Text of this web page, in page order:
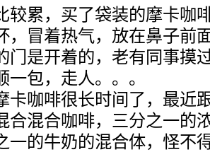
较累，买了袋装的摩卡咖
，冒着热气，放在鼻子前
门是开着的，老有同事摸
一包，走人。。。
卡咖啡很长时间了，最近
合混合咖啡，三分之一的
一的牛奶的混合体，怪不